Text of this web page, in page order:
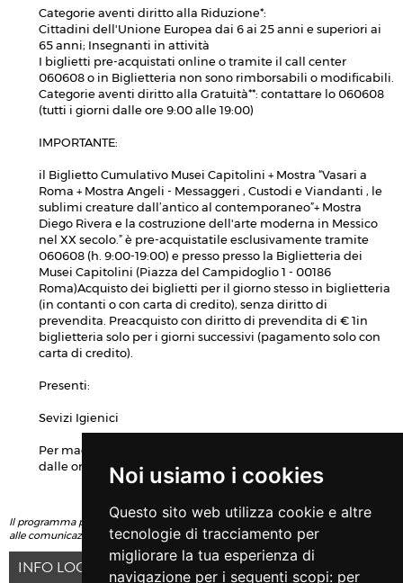
Noi usiamo i cookies
Questo sito web utilizza cookie e altre
tecnologie di tracciamento per
migliorare la tua esperienza di
navigazione per i seguenti scopi: per
Categorie aventi diritto alla Riduzione*:
Cittadini dell'Unione Europea dai 6 ai 25 anni e superiori ai
65 anni; Insegnanti in attività
I biglietti pre-acquistati online o tramite il call center
060608 o in Biglietteria non sono rimborsabili o modificabili.
Categorie aventi diritto alla Gratuità**: contattare lo 060608
(tutti i giorni dalle ore 9:00 alle 19:00)
IMPORTANTE:
il Biglietto Cumulativo Musei Capitolini + Mostra “Vasari a
Roma + Mostra Angeli - Messaggeri , Custodi e Viandanti , le
sublimi creature dall’antico al contemporaneo”+ Mostra
Diego Rivera e la costruzione dell'arte moderna in Messico
nel XX secolo.” è pre-acquistatile esclusivamente tramite
060608 (h. 9:00-19:00) e presso presso la Biglietteria dei
Musei Capitolini (Piazza del Campidoglio 1 - 00186
Roma)Acquisto dei biglietti per il giorno stesso in biglietteria
(in contanti o con carta di credito), senza diritto di
prevendita. Preacquisto con diritto di prevendita di € 1in
biglietteria solo per i giorni successivi (pagamento solo con
carta di credito).
Presenti:
Sevizi Igienici
Per maggiori informazioni contattare lo 060608 (tutti i giorni
dalle ore 9:00 alle 19:00).
Il programma potrebbe subire variazioni, si consiglia di fare sempre riferimento
alle comunicazioni ufficiali diffuse dall'Organizzatore
INFO LOCATION